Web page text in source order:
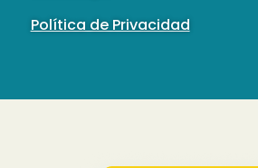
Política de Privacidad